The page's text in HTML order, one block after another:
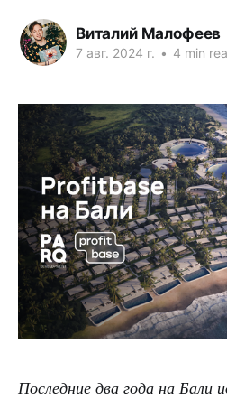
Виталий Малофеев
7 авг. 2024 г. • 4 min
Последние два года на Бали